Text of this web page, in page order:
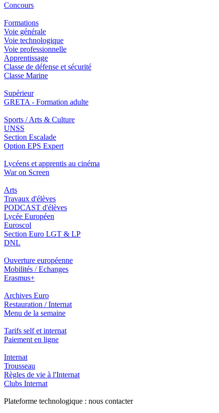
Concours
Formations
Voie générale
Voie technologique
Voie professionnelle
Apprentissage
Classe de défense et sécurité
Classe Marine
Supérieur
GRETA - Formation adulte
Sports / Arts & Culture
UNSS
Section Escalade
Option EPS Expert
Lycéens et apprentis au cinéma
War on Screen
Arts
Travaux d'élèves
PODCAST d'élèves
Lycée Européen
Euroscol
Section Euro LGT & LP
DNL
Ouverture européenne
Mobilités / Echanges
Erasmus+
Archives Euro
Restauration / Internat
Menu de la semaine
Tarifs self et internat
Paiement en ligne
Internat
Trousseau
Règles de vie à l'Internat
Clubs Internat
Plateforme technologique : nous contacter